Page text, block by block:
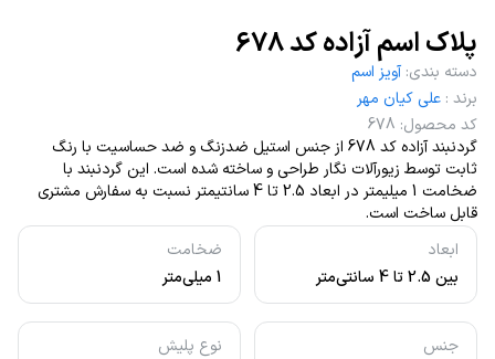
پلاک اسم آزاده کد 678
ابعاد
بین 2.5 تا 4 سانتی‌متر
ضخامت
1 میلی‌متر
جنس
نوع پلیش
دسته بندی: آویز اسم
برند : علی کیان مهر
کد محصول:
678
گردنبند آزاده کد 678 از جنس استیل ضدزنگ و ضد حساسیت با رنگ
ثابت توسط زیورآلات نگار طراحی و ساخته شده است. این گردنبند با
ضخامت 1 میلیمتر در ابعاد 2.5 تا 4 سانتیمتر نسبت به سفارش مشتری
قابل ساخت است.